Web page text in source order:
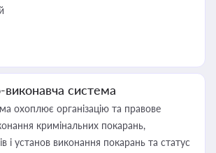
система
охоплює організацію та правове
кримінальних покарань,
і установ виконання покарань та статус